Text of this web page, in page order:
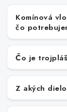
Komínová
čo
Čo je
Z akých